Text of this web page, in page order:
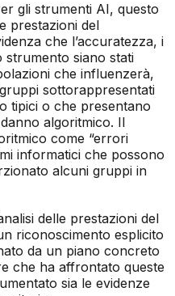
gli strumenti AI, questo
prestazioni del
che l’accuratezza, i
strumento siano stati
che influenzerà,
sottorappresentati
tipici o che presentano
algoritmico. Il
come “errori
informatici che possono
alcuni gruppi in
delle prestazioni del
riconoscimento esplicito
da un piano concreto
che ha affrontato queste
sia le evidenze